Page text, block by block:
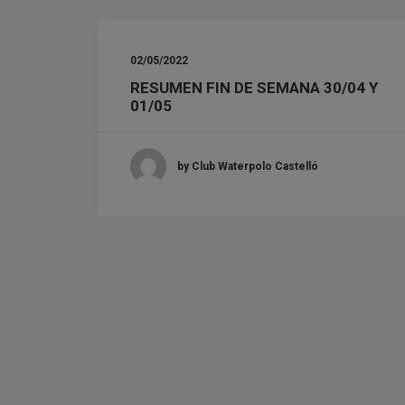
02/05/2022
RESUMEN FIN DE SEMANA 30/04 Y
01/05
by Club Waterpolo Castelló